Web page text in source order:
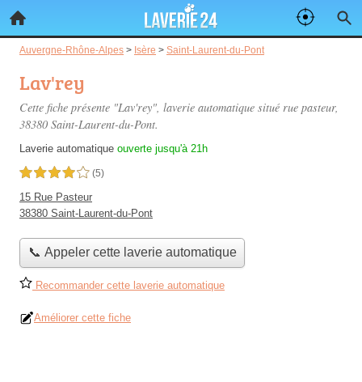
Auvergne-Rhône-Alpes > Isère > Saint-Laurent-du-Pont
Lav'rey
Cette fiche présente "Lav'rey", laverie automatique situé rue pasteur,
38380 Saint-Laurent-du-Pont.
Laverie automatique ouverte jusqu'à 21h
4,0 étoiles sur 5 (5)
15 Rue Pasteur
38380 Saint-Laurent-du-Pont
📞 Appeler cette laverie automatique
Recommander cette laverie automatique
Améliorer cette fiche